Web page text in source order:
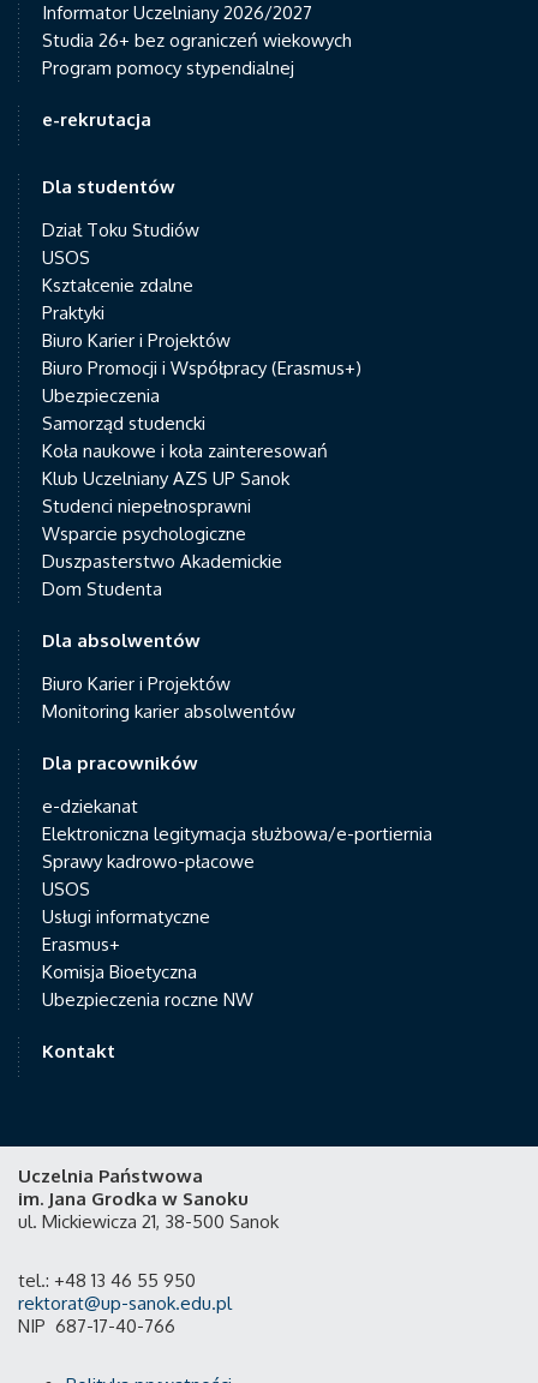
Informator Uczelniany 2026/2027
Studia 26+ bez ograniczeń wiekowych
Program pomocy stypendialnej
e-rekrutacja
Dla studentów
Dział Toku Studiów
USOS
Kształcenie zdalne
Praktyki
Biuro Karier i Projektów
Biuro Promocji i Współpracy (Erasmus+)
Ubezpieczenia
Samorząd studencki
Koła naukowe i koła zainteresowań
Klub Uczelniany AZS UP Sanok
Studenci niepełnosprawni
Wsparcie psychologiczne
Duszpasterstwo Akademickie
Dom Studenta
Dla absolwentów
Biuro Karier i Projektów
Monitoring karier absolwentów
Dla pracowników
e-dziekanat
Elektroniczna legitymacja służbowa/e-portiernia
Sprawy kadrowo-płacowe
USOS
Usługi informatyczne
Erasmus+
Komisja Bioetyczna
Ubezpieczenia roczne NW
Kontakt
Uczelnia Państwowa
im. Jana Grodka w Sanoku
ul. Mickiewicza 21, 38-500 Sanok
tel.: +48 13 46 55 950
rektorat@up-sanok.edu.pl
NIP 687-17-40-766